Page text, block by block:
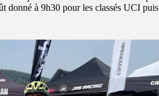
donné à 9h30 pour les classés UCI puis